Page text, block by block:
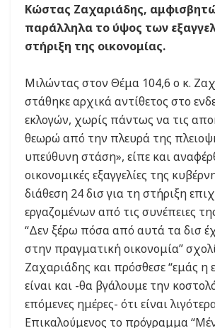
Κώστας Ζαχαριάδης,
παράλληλα το ύψος των
στήριξη της οικονομίας.
Μιλώντας στον Θέμα 104,6 ο κ.
στάθηκε αρχικά αντίθετος στο
εκλογών, χωρίς πάντως να τις
θεωρώ από την πλευρά της
υπεύθυνη στάση», είπε και
οικονομικές εξαγγελίες της
διάθεση 24 δισ για τη στήριξη
εργαζομένων από τις συνέπειες
“Δεν ξέρω πόσα από αυτά τα δισ
στην πραγματική οικονομία”
Ζαχαριάδης και πρόσθεσε “εμάς η
είναι και -θα βγάλουμε την
επόμενες ημέρες- ότι είναι
Επικαλούμενος το πρόγραμμα